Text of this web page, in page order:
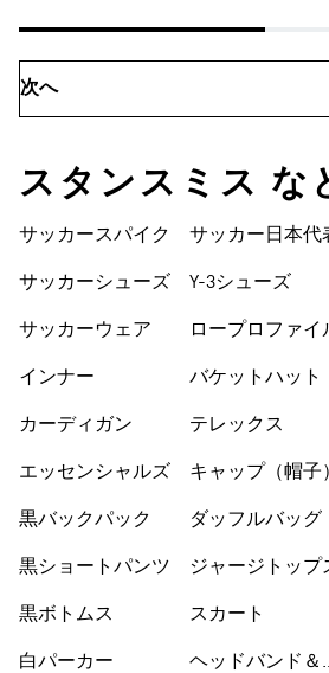
次へ
スタンスミス な
サッカースパイク
サッカーシューズ
サッカーウェア
インナー
カーディガン
エッセンシャルズ
黒バックパック
黒ショートパンツ
黒ボトムス
白パーカー
サッカー日本代
Y-3シューズ
ロープロファイ
バケットハット
テレックス
キャップ（帽子
ダッフルバッグ
ジャージトップ
スカート
ヘッドバンド＆